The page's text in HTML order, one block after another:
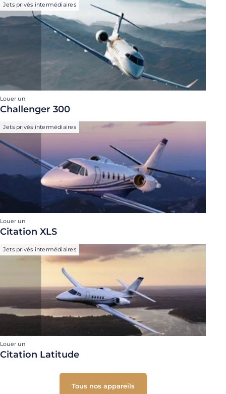
Jets privés intermédiaires
Louer un
Challenger 300
Jets privés intermédiaires
Louer un
Citation XLS
Jets privés intermédiaires
Louer un
Citation Latitude
Tous nos appareils